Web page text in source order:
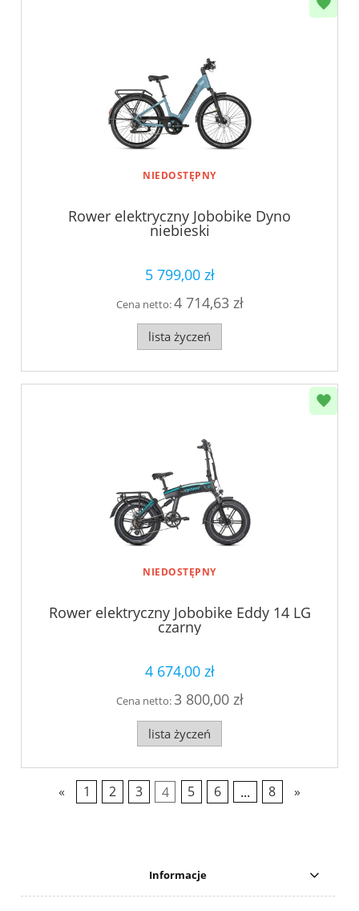
NIEDOSTĘPNY
Rower elektryczny Jobobike Dyno
niebieski
5 799,00 zł
Cena netto:4 714,63 zł
lista życzeń
NIEDOSTĘPNY
Rower elektryczny Jobobike Eddy 14 LG
czarny
4 674,00 zł
Cena netto:3 800,00 zł
lista życzeń
« 1 2 3 4 5 6 ... 8 »
Informacje